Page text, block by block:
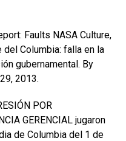
Faults NASA Culture,
del Columbia: falla en la
gubernamental. By
2013.
POR
GERENCIAL jugaron
de Columbia del 1 de